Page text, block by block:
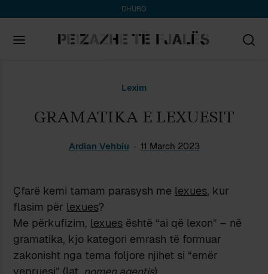
DHURO
Lexim
GRAMATIKA E LEXUESIT
Ardian Vehbiu 11 March 2023
Çfarë kemi tamam parasysh me lexues, kur
flasim për lexues?
Me përkufizim, lexues është “ai që lexon” – në
gramatika, kjo kategori emrash të formuar
zakonisht nga tema foljore njihet si “emër